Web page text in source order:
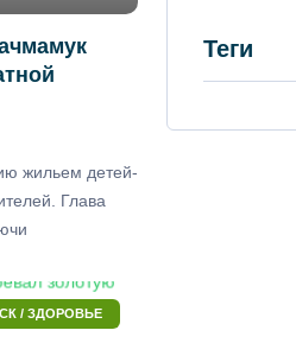
жильем детей-
Глава
/ ЗДОРОВЬЕ
Теги